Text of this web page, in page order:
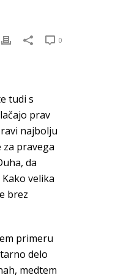
0
tudi s
prav
najbolju
pravega
da
velika
brez
primeru
delo
medtem